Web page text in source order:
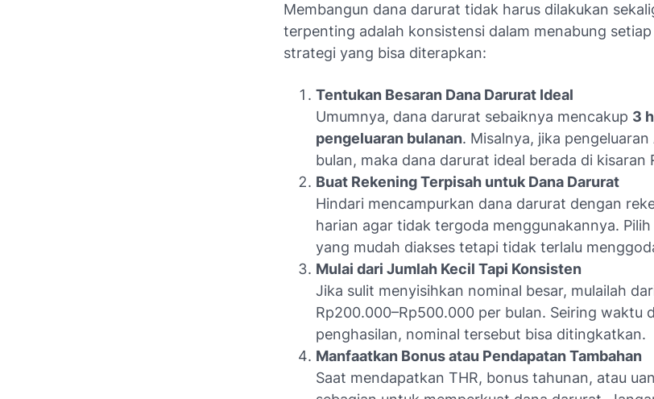
Membangun dana darurat tidak harus dilakukan
terpenting adalah konsistensi dalam menabung
strategi yang bisa diterapkan:
Tentukan Besaran Dana Darurat Ideal
Umumnya, dana darurat sebaiknya mencakup 3
pengeluaran bulanan. Misalnya, jika
bulan, maka dana darurat ideal berada di kisaran
Buat Rekening Terpisah untuk Dana Darurat
Hindari mencampurkan dana darurat dengan
harian agar tidak tergoda menggunakannya.
yang mudah diakses tetapi tidak terlalu
Mulai dari Jumlah Kecil Tapi Konsisten
Jika sulit menyisihkan nominal besar, mulailah
Rp200.000–Rp500.000 per bulan. Seiring waktu
penghasilan, nominal tersebut bisa ditingkatkan.
Manfaatkan Bonus atau Pendapatan Tambahan
Saat mendapatkan THR, bonus tahunan, atau